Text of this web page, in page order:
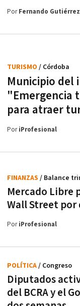
PorFernando Gutiérrez
Municipio del
"Emergencia
para atraer
TURISMO / Córdoba
PoriProfesional
Mercado Libre
Wall Street
FINANZAS / Balance
PoriProfesional
Diputados
del BCRA y el
POLÍTICA/ Congreso